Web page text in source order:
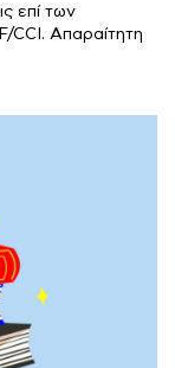
επί των
CCI. Απαραίτητη